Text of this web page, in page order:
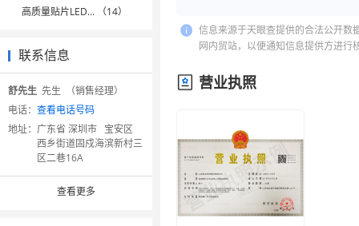
高质量贴片LED... （14）
联系信息
舒先生 先生 （销售经理）
电话： 查看电话号码
地址： 广东省 深圳市 宝安区
西乡街道固戍海滨新村三
区二巷16A
查看更多
信息来源于天眼查提供的合法公开数
网内贸站，以便通知信息提供方进行
营业执照